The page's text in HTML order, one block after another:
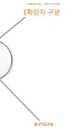
인증 라이센스 차
이 되지..